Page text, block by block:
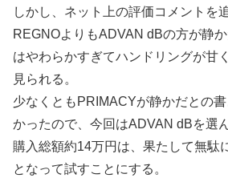
しかし、ネット上の評価コメントを
REGNOよりもADVAN dBの方が静
はやわらかすぎてハンドリングが甘
見られる。
少なくともPRIMACYが静かだとの
かったので、今回はADVAN dBを選ん
購入総額約14万円は、果たして無駄
となって試すことにする。